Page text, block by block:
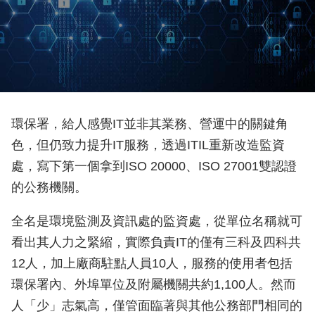
環保署，給人感覺IT並非其業務、營運中的關鍵角
色，但仍致力提升IT服務，透過ITIL重新改造監資
處，寫下第一個拿到ISO 20000、ISO 27001雙認證
的公務機關。
全名是環境監測及資訊處的監資處，從單位名稱就可
看出其人力之緊縮，實際負責IT的僅有三科及四科共
12人，加上廠商駐點人員10人，服務的使用者包括
環保署內、外埠單位及附屬機關共約1,100人。然而
人「少」志氣高，僅管面臨著與其他公務部門相同的